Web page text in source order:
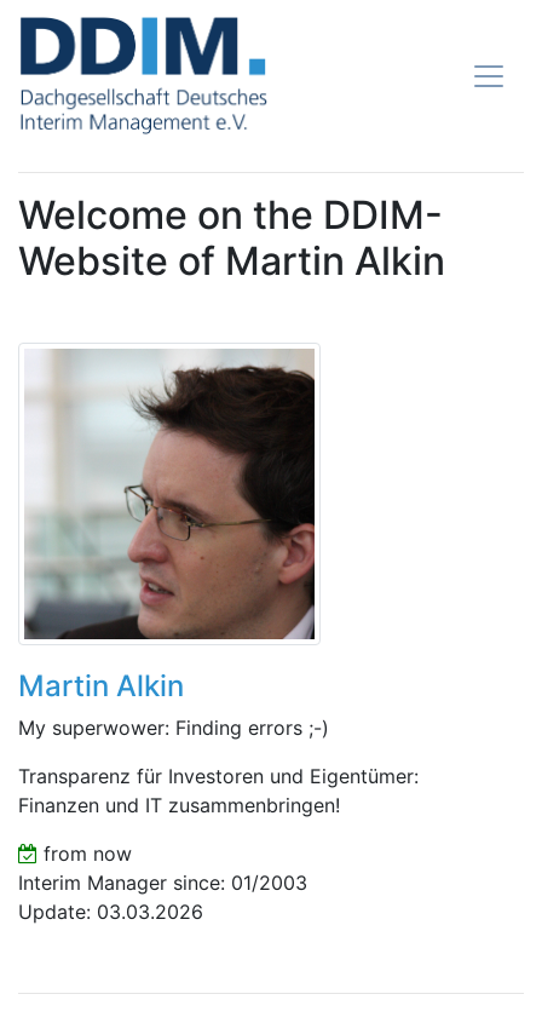
Welcome on the DDIM-
Website of Martin Alkin
Martin Alkin
My superwower: Finding errors ;-)
Transparenz für Investoren und Eigentümer:
Finanzen und IT zusammenbringen!
from now
Interim Manager since: 01/2003
Update: 03.03.2026